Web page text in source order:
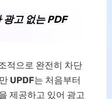
광고 없는 PDF
적으로 완전히 차단
UPDF는 처음부터
제공하고 있어 광고